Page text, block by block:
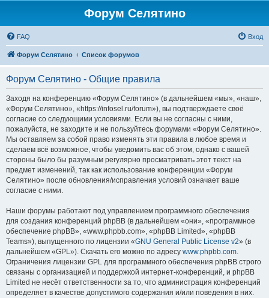
Форум Селятино
FAQ Вход
Форум Селятино Список форумов
Форум Селятино - Общие правила
Заходя на конференцию «Форум Селятино» (в дальнейшем «мы», «наш»,
«Форум Селятино», «https://infosel.ru/forum»), вы подтверждаете своё
согласие со следующими условиями. Если вы не согласны с ними,
пожалуйста, не заходите и не пользуйтесь форумами «Форум Селятино».
Мы оставляем за собой право изменять эти правила в любое время и
сделаем всё возможное, чтобы уведомить вас об этом, однако с вашей
стороны было бы разумным регулярно просматривать этот текст на
предмет изменений, так как использование конференции «Форум
Селятино» после обновления/исправления условий означает ваше
согласие с ними.
Наши форумы работают под управлением программного обеспечения
для создания конференций phpBB (в дальнейшем «они», «программное
обеспечение phpBB», «www.phpbb.com», «phpBB Limited», «phpBB
Teams»), выпущенного по лицензии «GNU General Public License v2» (в
дальнейшем «GPL»). Скачать его можно по адресу www.phpbb.com.
Ограничения лицензии GPL для программного обеспечения phpBB строго
связаны с организацией и поддержкой интернет-конференций, и phpBB
Limited не несёт ответственности за то, что администрация конференций
определяет в качестве допустимого содержания и/или поведения в них.